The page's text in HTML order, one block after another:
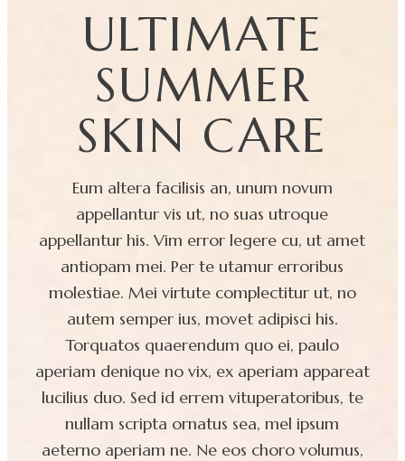
ULTIMATE
SUMMER
SKIN CARE
Eum altera facilisis an, unum novum
appellantur vis ut, no suas utroque
appellantur his. Vim error legere cu, ut amet
antiopam mei. Per te utamur erroribus
molestiae. Mei virtute complectitur ut, no
autem semper ius, movet adipisci his.
Torquatos quaerendum quo ei, paulo
aperiam denique no vix, ex aperiam appareat
lucilius duo. Sed id errem vituperatoribus, te
nullam scripta ornatus sea, mel ipsum
aeterno aperiam ne. Ne eos choro volumus,